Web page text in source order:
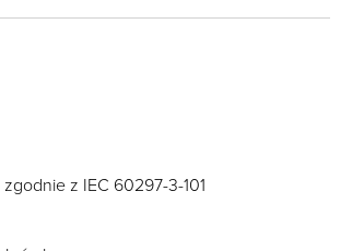
z IEC 60297-3-101